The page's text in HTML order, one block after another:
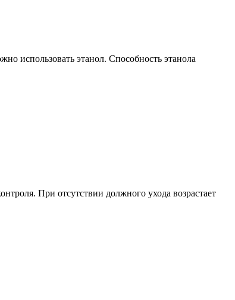
использовать этанол. Способность этанола
При отсутствии должного ухода возрастает